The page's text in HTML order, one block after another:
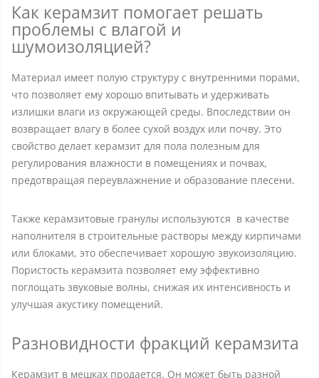
Как керамзит помогает решать
проблемы с влагой и
шумоизоляцией?
Материал имеет полую структуру с внутренними порами,
что позволяет ему хорошо впитывать и удерживать
излишки влаги из окружающей среды. Впоследствии он
возвращает влагу в более сухой воздух или почву. Это
свойство делает керамзит для пола полезным для
регулирования влажности в помещениях и почвах,
предотвращая переувлажнение и образование плесени.
Также керамзитовые гранулы используются в качестве
наполнителя в строительные растворы между кирпичами
или блоками, это обеспечивает хорошую звукоизоляцию.
Пористость керамзита позволяет ему эффективно
поглощать звуковые волны, снижая их интенсивность и
улучшая акустику помещений.
Разновидности фракций керамзита
Керамзит в мешках продается. Он может быть разной